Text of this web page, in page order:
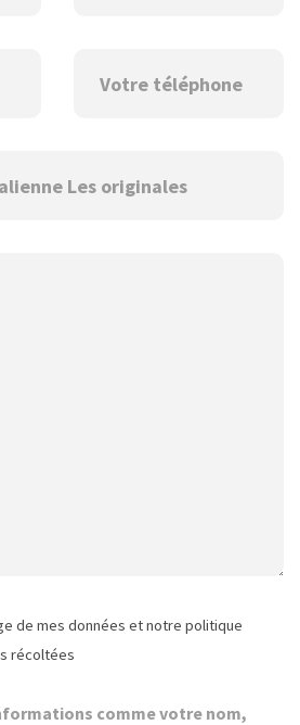
de mes données et notre politique
récoltées
comme votre nom,